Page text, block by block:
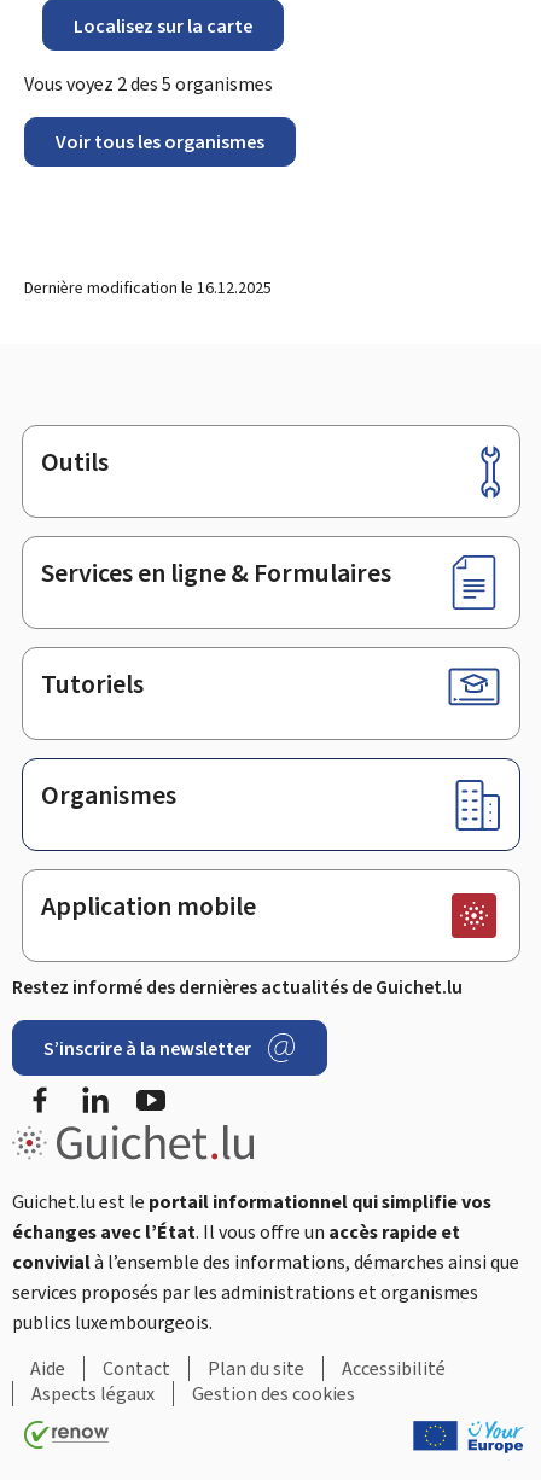
Localisez sur la carte
Vous voyez 2des5organismes
Voir tous les organismes
Dernière modification le 16.12.2025
Pied
de
page
Outils
Services en ligne & Formulaires
Tutoriels
Organismes
Application mobile
Restez informé des dernières actualités de Guichet.lu
S’inscrire à la newsletter
FacebookLinkedIn
Guichet.lu est le portail informationnel qui simplifie vos
échanges avec l’État. Il vous offre un accès rapide et
convivialà l’ensemble des informations, démarches ainsi que
services proposés par les administrations et organismes
publics luxembourgeois.
Aide
Contact Plan du site
Accessibilité
Aspects légaux
Gestion des cookies